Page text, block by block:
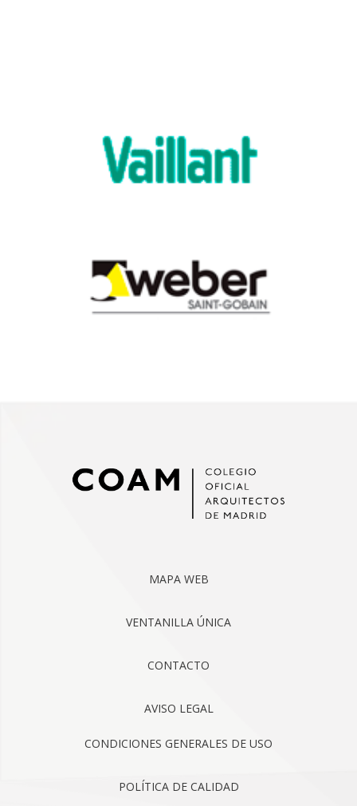
MAPA WEB
VENTANILLA ÚNICA
CONTACTO
AVISO LEGAL
CONDICIONES GENERALES DE USO
POLÍTICA DE CALIDAD